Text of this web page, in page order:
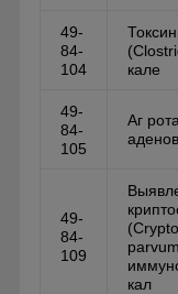
49-
84-
104
кале
49-
84-
105
Аг
49-
84-
109
кал